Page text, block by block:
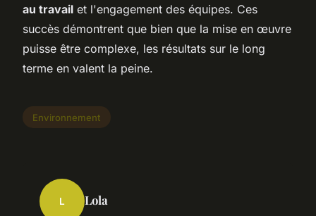
au travail et l'engagement des équipes. Ces
succès démontrent que bien que la mise en œuvre
puisse être complexe, les résultats sur le long
terme en valent la peine.
Environnement
L Lola